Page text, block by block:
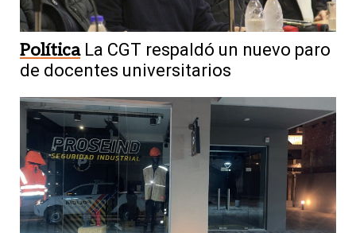
Política La CGT respaldó un nuevo paro
de docentes universitarios